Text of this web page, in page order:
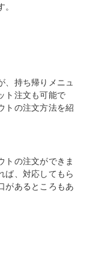
、持ち帰りメニュ
ト注文も可能で
トの注文方法を紹
トの注文ができま
ば、対応してもら
があるところもあ